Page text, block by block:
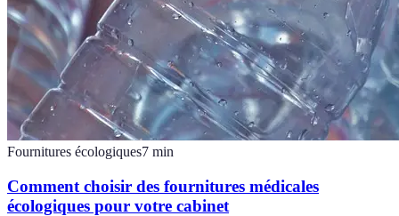
Fournitures écologiques7 min
Comment choisir des fournitures médicales
écologiques pour votre cabinet